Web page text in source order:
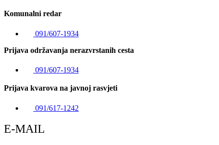
Komunalni redar
091/607-1934
Prijava održavanja nerazvrstanih cesta
091/607-1934
Prijava kvarova na javnoj rasvjeti
091/617-1242
E-MAIL